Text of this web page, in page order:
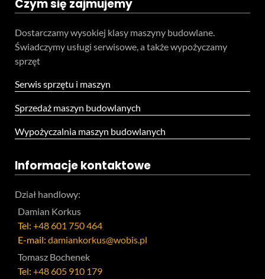
Czym się zajmujemy
Dostarczamy wysokiej klasy maszyny budowlane.
Świadczymy usługi serwisowe, a także wypożyczamy
sprzęt
Serwis sprzętu i maszyn
Sprzedaż maszyn budowlanych
Wypożyczalnia maszyn budowlanych
Informacje kontaktowe
Dział handlowy:
Damian Korkus
Tel: +48 601 750 464
E-mail: damiankorkus@wobis.pl
Tomasz Bochenek
Tel: +48 605 910 179